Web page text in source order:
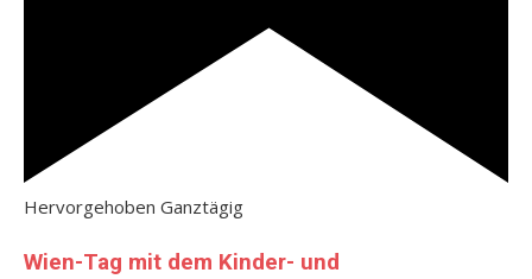
Hervorgehoben Ganztägig
Wien-Tag mit dem Kinder- und